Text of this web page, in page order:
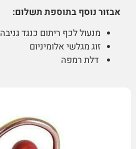
אבזור נוסף בתוספת תשלום:
מנעול לכף ריתום כנגד גניבה
זוג מגלשי אלומיניום
דלת רמפה